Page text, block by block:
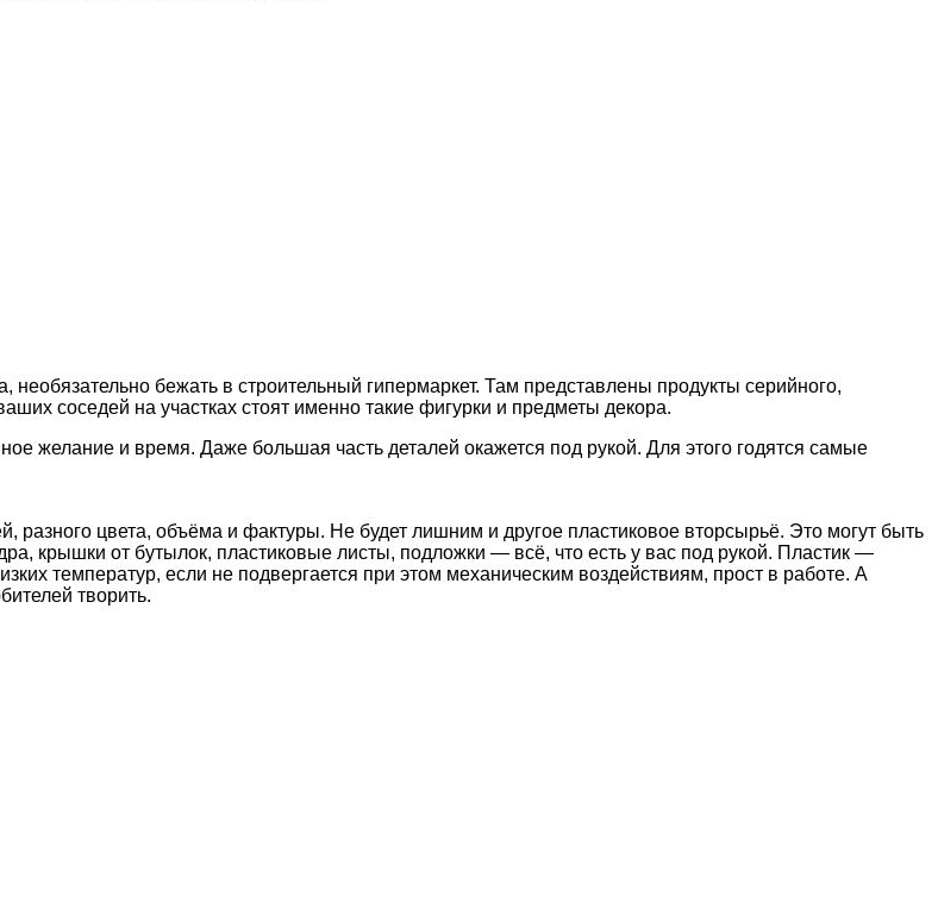
бежать в строительный гипермаркет. Там представлены продукты серийного,
соседей на участках стоят именно такие фигурки и предметы декора.
желание и время. Даже большая часть деталей окажется под рукой. Для этого годятся самые
разного цвета, объёма и фактуры. Не будет лишним и другое пластиковое вторсырьё. Это могут быть
крышки от бутылок, пластиковые листы, подложки — всё, что есть у вас под рукой. Пластик —
температур, если не подвергается при этом механическим воздействиям, прост в работе. А
творить.